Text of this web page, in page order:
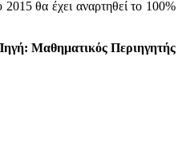
2015 θα έχει αναρτηθεί το 100%
Μαθηματικός Περιηγητής